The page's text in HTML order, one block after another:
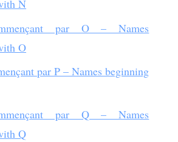
N
par O – Names
O
par P – Names beginning
par Q – Names
Q